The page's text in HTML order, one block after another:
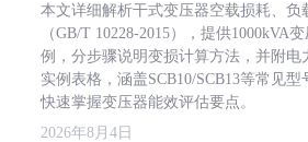
本文详细解析干式变压器空载损耗、负
（GB/T 10228-2015），提供1000kVA
例，分步骤说明变损计算方法，并附电
实例表格，涵盖SCB10/SCB13等常见
快速掌握变压器能效评估要点。
2026年8月4日